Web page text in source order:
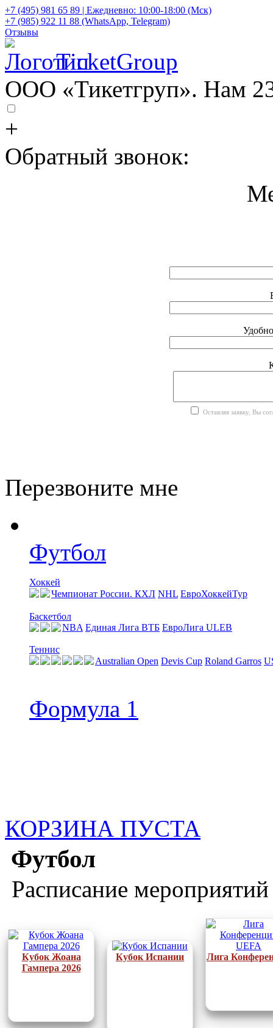
+7 (495) 981 65 89 | Ежедневно: 10:00-18:00 (Мск)
+7 (985) 922 11 88 (WhatsApp, Telegram)
Отзывы
TicketGroup
ООО «Тикетгруп». Нам
+
Обратный звонок:
Оставляя заявку, Вы
Перезвоните мне
Футбол
Хоккей
Чемпионат России. КХЛ NHL ЕвроХоккейТур
Баскетбол
NBA Единая Лига ВТБ EвроЛига ULEB
Теннис
Australian Open Devis Cup Roland Garros
Формула 1
КОРЗИНА ПУСТА
Футбол
Расписание мероприятий
Кубок Жоана
Гампера 2026
Кубок Испании Лига